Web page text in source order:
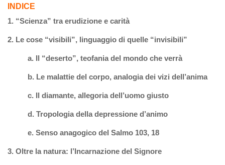
INDICE
1. “Scienza” tra erudizione e carità
2. Le cose “visibili”, linguaggio di quelle “invisibili”
a. Il “deserto”, teofania del mondo che verrà
b. Le malattie del corpo, analogia dei vizi dell’anima
c. Il diamante, allegoria dell’uomo giusto
d. Tropologia della depressione d’animo
e. Senso anagogico del Salmo 103, 18
3. Oltre la natura: l’Incarnazione del Signore